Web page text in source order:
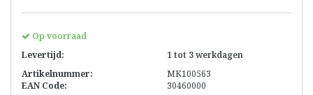
Op voorraad
Levertijd:
1 tot 3 werkdagen
Artikelnummer:
MK100563
EAN Code:
30460000